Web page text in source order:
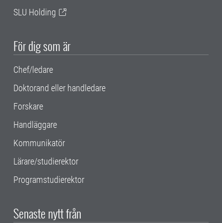
SLU Holding
För dig som är
Chef/ledare
Doktorand eller handledare
Forskare
Handläggare
Kommunikatör
Lärare/studierektor
Programstudierektor
Senaste nytt från